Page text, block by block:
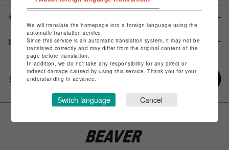
サイズ
注意事項
シェアする
We will translate the homepage into a foreign language using the
automatic translation service.
Since this service is an automatic translation system, it may not be
translated correctly and may differ from the original content of the
page before translation.
In addition, we do not take any responsibility for any direct or
indirect damage caused by using this service. Thank you for your
understanding in advance.
Switch language Cancel